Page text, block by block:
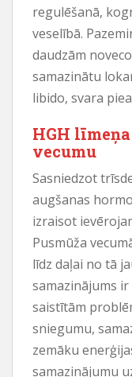
regulēšanā,
veselībā.
daudzām
samazinātu
libido, svara
HGH
vecumu
Sasniedzot
augšanas
izraisot
Pusmūža
līdz daļai no tā
samazinājums
saistītām
sniegumu,
zemāku
samazinājumu